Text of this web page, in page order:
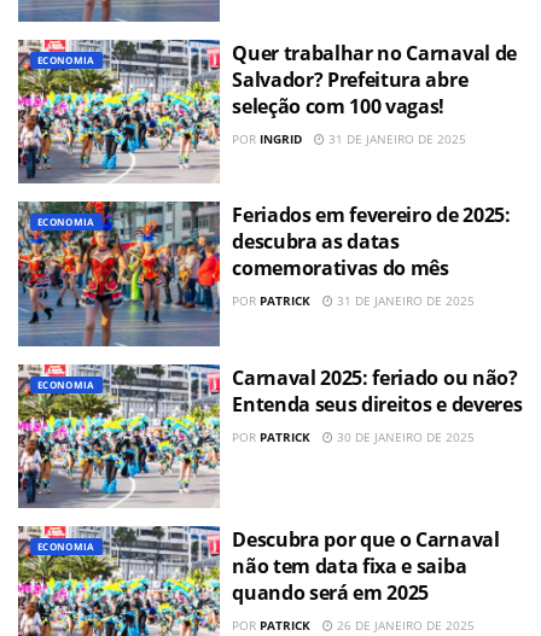
ECONOMIA
Quer trabalhar no Carnaval de
Salvador? Prefeitura abre
seleção com 100 vagas!
POR INGRID 31 DE JANEIRO DE 2025
ECONOMIA
Feriados em fevereiro de 2025:
descubra as datas
comemorativas do mês
POR PATRICK 31 DE JANEIRO DE 2025
ECONOMIA
Carnaval 2025: feriado ou não?
Entenda seus direitos e deveres
POR PATRICK 30 DE JANEIRO DE 2025
ECONOMIA
Descubra por que o Carnaval
não tem data fixa e saiba
quando será em 2025
POR PATRICK 26 DE JANEIRO DE 2025